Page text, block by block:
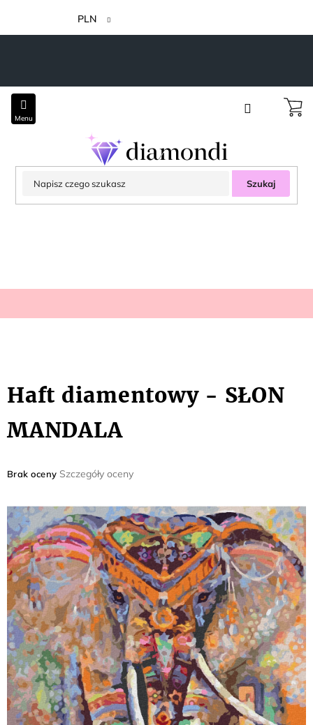
treści
PLN
Szukaj
Haft diamentowy - SŁON
MANDALA
Średnia
wynosi
0,0
na
5
gwiazdek.
Brak oceny Szczegóły oceny